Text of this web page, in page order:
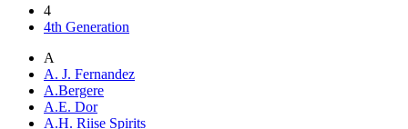
4
4th Generation
A
A. J. Fernandez
A.Bergere
A.E. Dor
A.H. Riise Spirits